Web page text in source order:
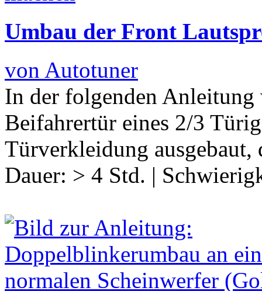
Umbau der Front
von Autotuner
In der folgenden
Beifahrertür eines 2/3
Türverkleidung ausgebaut,
Dauer: > 4 Std. |